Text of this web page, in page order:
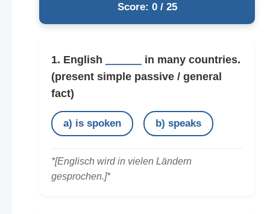
Score: 0 / 25
1. English
in many countries.
(present simple passive / general
fact)
a) is spoken b) speaks
*[Englisch wird in vielen Ländern
gesprochen.]*